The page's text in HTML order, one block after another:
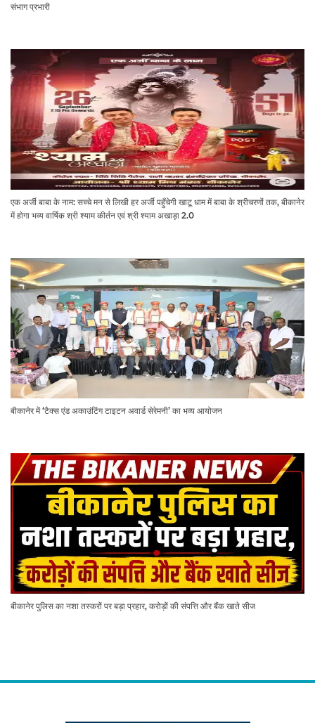
संभाग प्रभारी
एक अर्जी बाबा के नाम: सच्चे मन से लिखी हर अर्जी पहुँचेगी खाटू धाम में बाबा के श्रीचरणों तक, बीकानेर
में होगा भव्य वार्षिक श्री श्याम कीर्तन एवं श्री श्याम अखाड़ा 2.0
बीकानेर में ‘टैक्स एंड अकाउंटिंग टाइटन अवार्ड सेरेमनी’ का भव्य आयोजन
बीकानेर पुलिस का नशा तस्करों पर बड़ा प्रहार, करोड़ों की संपत्ति और बैंक खाते सीज